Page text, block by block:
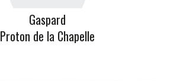
Gaspard
Proton de la Chapelle